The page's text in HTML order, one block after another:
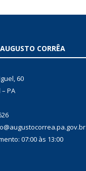
CORRÊA
60
PA
07:00 às 13:00